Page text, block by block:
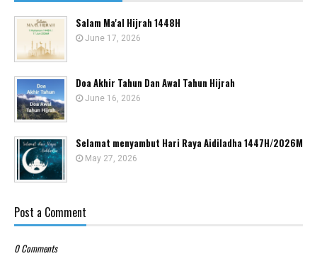
Salam Ma'al Hijrah 1448H
June 17, 2026
Doa Akhir Tahun Dan Awal Tahun Hijrah
June 16, 2026
Selamat menyambut Hari Raya Aidiladha 1447H/2026M
May 27, 2026
Post a Comment
0 Comments